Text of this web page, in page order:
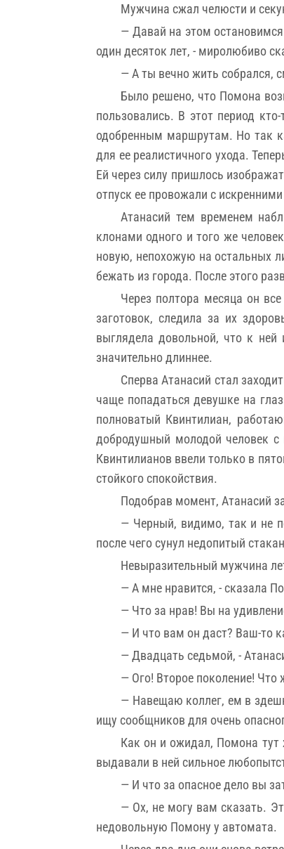
Мужчина сжал челюсти и
— Давай на этом
один десяток лет, - миролюбиво
— А ты вечно жить собрался,
Было решено, что Помона
пользовались. В этот период
одобренным маршрутам. Но так
для ее реалистичного ухода.
Ей через силу пришлось
отпуск ее провожали с
Атанасий тем временем
клонами одного и того же
новую, непохожую на остальных
бежать из города. После этого
Через полтора месяца он
заготовок, следила за их
выглядела довольной, что к
значительно длиннее.
Сперва Атанасий стал
чаще попадаться девушке на
полноватый Квинтилиан,
добродушный молодой человек
Квинтилианов ввели только в
стойкого спокойствия.
Подобрав момент, Атанасий
— Черный, видимо, так и не
после чего сунул недопитый
Невыразительный мужчина
— А мне нравится, - сказала
— Что за нрав! Вы на
— И что вам он даст? Ваш-то
— Двадцать седьмой, -
— Ого! Второе поколение! Что
— Навещаю коллег, ем в
ищу сообщников для очень
Как он и ожидал, Помона тут
выдавали в ней сильное
— И что за опасное дело вы
— Ох, не могу вам сказать.
недовольную Помону у автомата.